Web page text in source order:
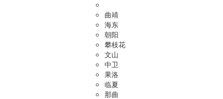
曲靖
海东
朝阳
攀枝花
文山
中卫
果洛
临夏
那曲